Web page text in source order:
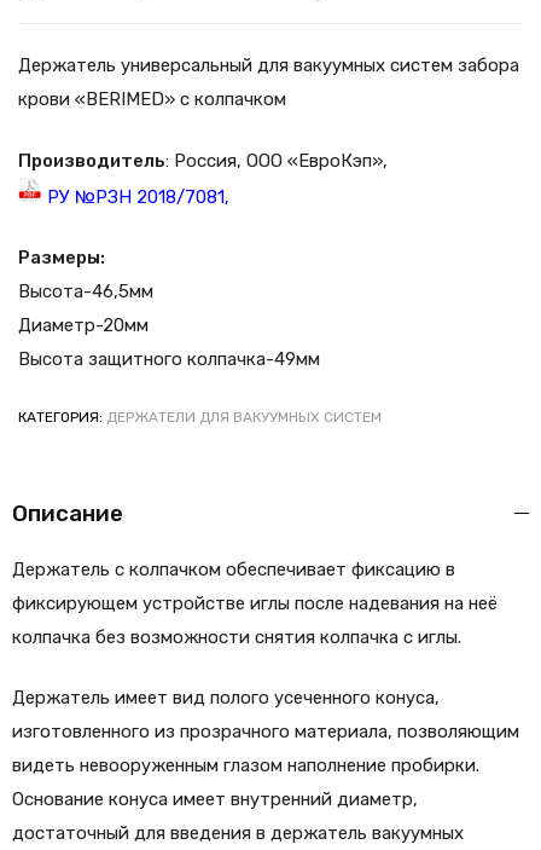
Держатель универсальный для вакуумных систем забора
крови «BERIMED» с колпачком
Производитель: Россия, ООО «ЕвроКэп»,
РУ №РЗН 2018/7081,
Размеры:
Высота-46,5мм
Диаметр-20мм
Высота защитного колпачка-49мм
КАТЕГОРИЯ: ДЕРЖАТЕЛИ ДЛЯ ВАКУУМНЫХ СИСТЕМ
Описание
Держатель с колпачком обеспечивает фиксацию в
фиксирующем устройстве иглы после надевания на неё
колпачка без возможности снятия колпачка с иглы.
Держатель имеет вид полого усеченного конуса,
изготовленного из прозрачного материала, позволяющим
видеть невооруженным глазом наполнение пробирки.
Основание конуса имеет внутренний диаметр,
достаточный для введения в держатель вакуумных